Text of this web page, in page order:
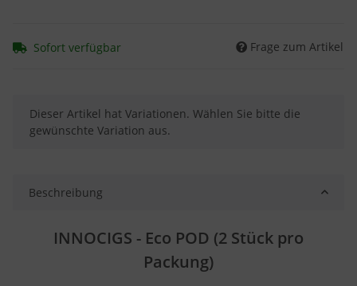
Sofort verfügbar Frage zum Artikel
x
Dieser Artikel hat Variationen. Wählen Sie bitte die
gewünschte Variation aus.
Beschreibung
INNOCIGS - Eco POD (2 Stück pro
Packung)